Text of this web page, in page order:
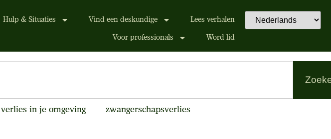
Hulp & Situaties Vind een deskundige Lees verhalen
Voor professionals Word lid
verlies in je omgeving zwangerschapsverlies